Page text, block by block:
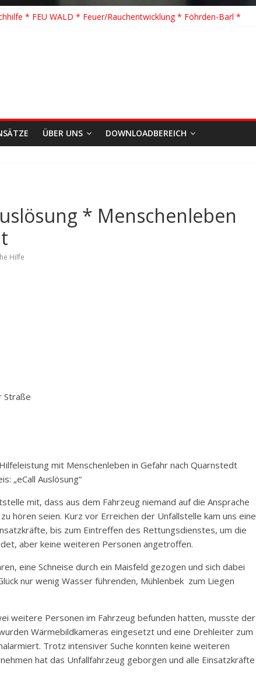
* FEU WALD * Feuer/Rauchentwicklung * Föhrden-Barl *
ÜBER UNS DOWNLOADBEREICH
* Menschenleben
Hilfe
Straße
mit Menschenleben in Gefahr nach Quarnstedt
„eCall Auslösung“
mit, dass aus dem Fahrzeug niemand auf die Ansprache
hören seien. Kurz vor Erreichen der Unfallstelle kam uns eine
bis zum Eintreffen des Rettungsdienstes, um die
aber keine weiteren Personen angetroffen.
eine Schneise durch ein Maisfeld gezogen und sich dabei
nur wenig Wasser führenden, Mühlenbek zum Liegen
weitere Personen im Fahrzeug befunden hatten, musste der
Wärmebildkameras eingesetzt und eine Drehleiter zum
Trotz intensiver Suche konnten keine weiteren
hat das Unfallfahrzeug geborgen und alle Einsatzkräfte